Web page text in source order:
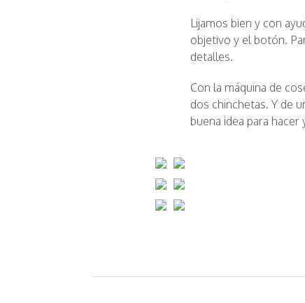
Lijamos bien y con
objetivo y el botón.
detalles.
Con la máquina de
dos chinchetas. Y de
buena idea para hacer